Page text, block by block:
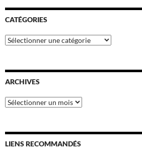
CATÉGORIES
Catégories
ARCHIVES
Archives
LIENS RECOMMANDÉS